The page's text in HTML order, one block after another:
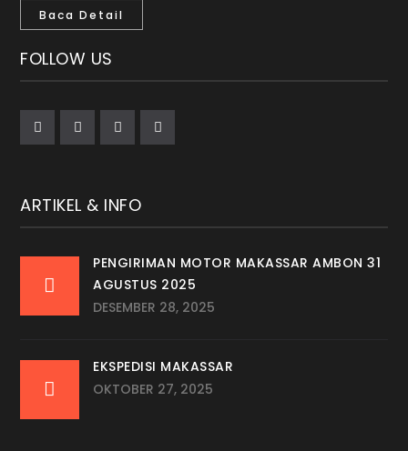
Baca Detail
FOLLOW US
ARTIKEL & INFO
PENGIRIMAN MOTOR MAKASSAR AMBON 31
AGUSTUS 2025
DESEMBER 28, 2025
EKSPEDISI MAKASSAR
OKTOBER 27, 2025